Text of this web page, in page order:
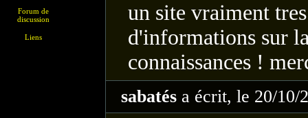
Forum de
discussion
Liens
un site vraiment
d'informations sur
connaissances !
sabatés a écrit, le 20/10/